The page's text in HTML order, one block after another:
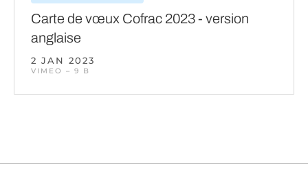
Carte de vœux Cofrac 2023 - version
anglaise
2 JAN 2023
VIMEO – 9 B